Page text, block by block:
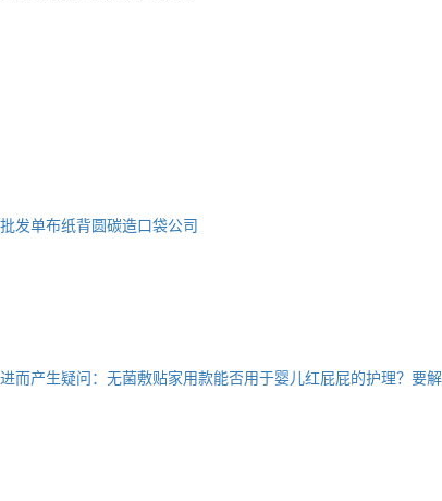
发单布纸背圆碳造口袋公司
而产生疑问：无菌敷贴家用款能否用于婴儿红屁屁的护理？